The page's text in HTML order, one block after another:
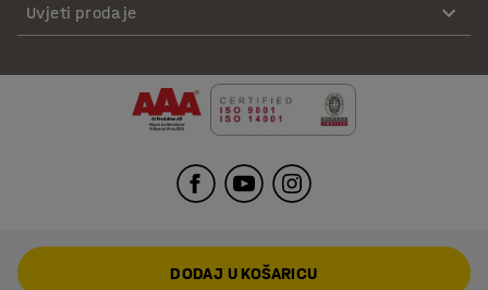
Uvjeti prodaje
DODAJ U KOŠARICU